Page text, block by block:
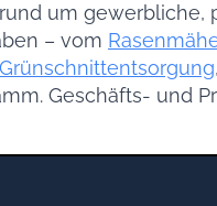
um gewerbliche,
– vom
Grünschnittentsorgung
Geschäfts- und